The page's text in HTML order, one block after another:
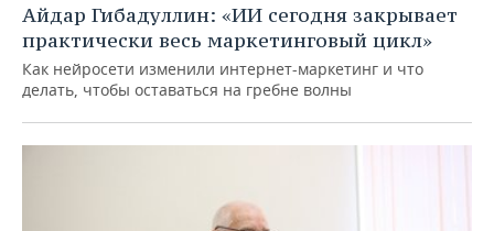
Айдар Гибадуллин: «ИИ сегодня закрывает
практически весь маркетинговый цикл»
Как нейросети изменили интернет-маркетинг и что
делать, чтобы оставаться на гребне волны